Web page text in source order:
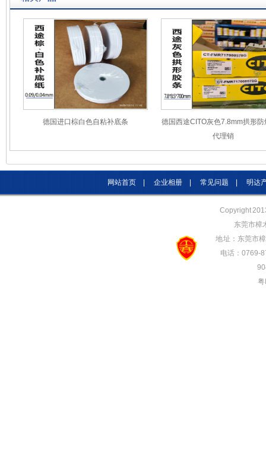
德国进口棕白色自粘补底条
德国西途CITO灰色7.8mm拱形防
代理销
网站首页 企业相册 常见问题 明达
Copyright
东莞市樟
地 址：东莞市
电话：0769-